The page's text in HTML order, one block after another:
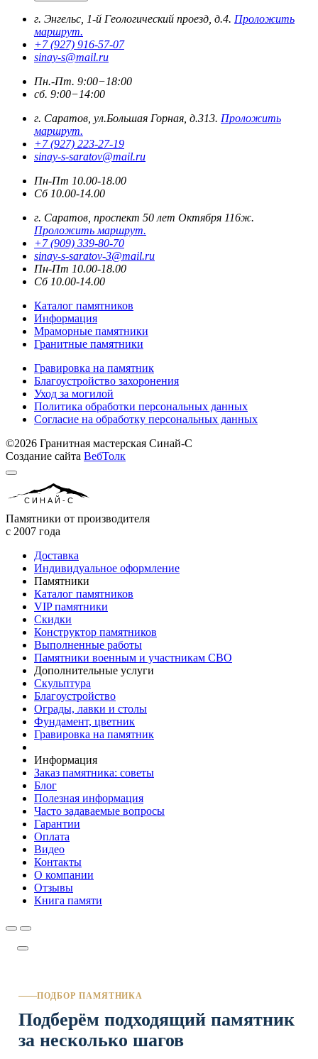
г. Энгельс, 1-й Геологический проезд, д.4. Проложить
маршрут.
+7 (927) 916-57-07
sinay-s@mail.ru
Пн.-Пт. 9:00−18:00
сб. 9:00−14:00
г. Саратов, ул.Большая Горная, д.313. Проложить
маршрут.
+7 (927) 223-27-19
sinay-s-saratov@mail.ru
Пн-Пт 10.00-18.00
Сб 10.00-14.00
г. Саратов, проспект 50 лет Октября 116ж.
Проложить маршрут.
+7 (909) 339-80-70
sinay-s-saratov-3@mail.ru
Пн-Пт 10.00-18.00
Сб 10.00-14.00
Каталог памятников
Информация
Мраморные памятники
Гранитные памятники
Гравировка на памятник
Благоустройство захоронения
Уход за могилой
Политика обработки персональных данных
Согласие на обработку персональных данных
©2026 Гранитная мастерская Синай-С
Создание сайта ВебТолк
СИНАЙ-С
Памятники от производителя
с 2007 года
Доставка
Индивидуальное оформление
Памятники
Каталог памятников
VIP памятники
Скидки
Конструктор памятников
Выполненные работы
Памятники военным и участникам СВО
Дополнительные услуги
Скульптура
Благоустройство
Ограды, лавки и столы
Фундамент, цветник
Гравировка на памятник
Информация
Заказ памятника: советы
Блог
Полезная информация
Часто задаваемые вопросы
Гарантии
Оплата
Видео
Контакты
О компании
Отзывы
Книга памяти
ПОДБОР ПАМЯТНИКА
Подберём подходящий памятник
за несколько шагов